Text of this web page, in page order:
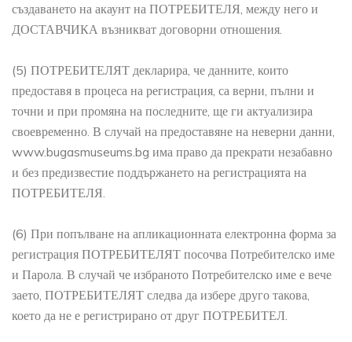
създаването на акаунт на ПОТРЕБИТЕЛЯ, между него и
ДОСТАВЧИКА възникват договорни отношения.
(5) ПОТРЕБИТЕЛЯТ декларира, че данните, които
предоставя в процеса на регистрация, са верни, пълни и
точни и при промяна на последните, ще ги актуализира
своевременно. В случай на предоставяне на неверни данни,
www.bugasmuseums.bg има право да прекрати незабавно
и без предизвестие поддържането на регистрацията на
ПОТРЕБИТЕЛЯ.
(6) При попълване на апликационната електронна форма за
регистрация ПОТРЕБИТЕЛЯТ посочва Потребителско име
и Парола. В случай че избраното Потребителско име е вече
заето, ПОТРЕБИТЕЛЯТ следва да избере друго такова,
което да не е регистрирано от друг ПОТРЕБИТЕЛ.